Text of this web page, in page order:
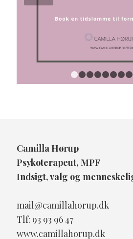
1
Camilla Hørup
Psykoterapeut, MPF
Indsigt, valg og
mail@camillahorup.dk
Tlf: 93 93 96 47
www.camillahorup.dk